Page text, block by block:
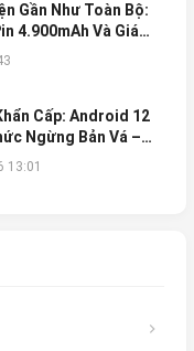
Gần Như Toàn Bộ:
4.900mAh Và Giá
Cấp: Android 12
Ngừng Bản Vá –
Ngân Hàng & Cách
13:01